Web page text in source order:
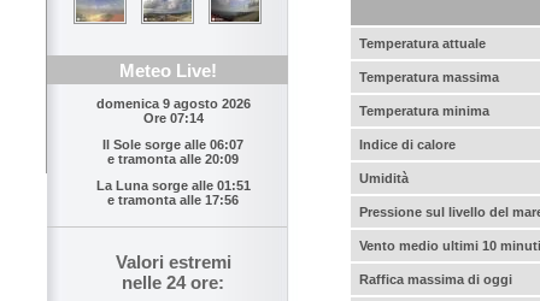
Meteo Live!
domenica 9 agosto 2026
Ore 07:14
Il Sole sorge alle 06:07
e tramonta alle 20:09
La Luna sorge alle 01:51
e tramonta alle 17:56
Valori estremi
nelle 24 ore:
Temperatura attuale
Temperatura massima
Temperatura minima
Indice di calore
Umidità
Pressione sul livello del
Vento medio ultimi 10 minuti
Raffica massima di oggi